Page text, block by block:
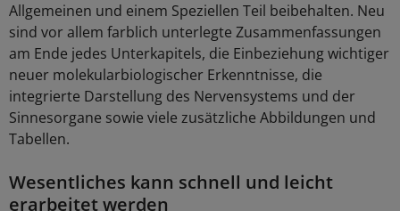
Allgemeinen und einem Speziellen Teil beibehalten. Neu
sind vor allem farblich unterlegte Zusammenfassungen
am Ende jedes Unterkapitels, die Einbeziehung wichtiger
neuer molekularbiologischer Erkenntnisse, die
integrierte Darstellung des Nervensystems und der
Sinnesorgane sowie viele zusätzliche Abbildungen und
Tabellen.
Wesentliches kann schnell und leicht
erarbeitet werden